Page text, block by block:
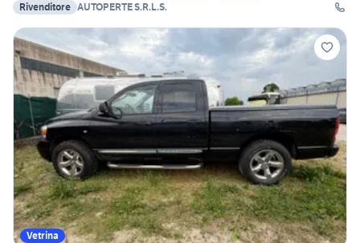
Rivenditore AUTOPERTE S.R.L.S.
Vetrina